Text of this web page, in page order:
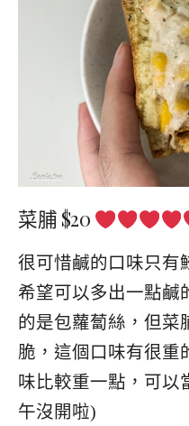
菜脯 $20
很可惜鹹的口味只有
希望可以多出一點鹹
的是包蘿蔔絲，但菜
脆，這個口味有很重
味比較重一點，可以
午沒開啦)